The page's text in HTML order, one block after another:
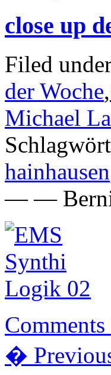
close up
Filed
der Woche,
Michael
hainhausen
— —
�